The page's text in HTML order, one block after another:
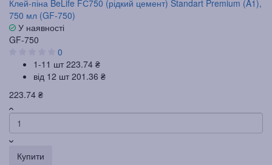
Клей-піна BeLife FС750 (рідкий цемент) Standart Premium (A1),
750 мл (GF-750)
У наявності
GF-750
0
1-11 шт 223.74 ₴
від 12 шт 201.36 ₴
223.74 ₴
Купити